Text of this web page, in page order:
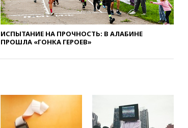
вчера, 17:45Шуваев сообщил
об учащении атак ВСУ на
вчера, 17:35
с врио губернатора
Белгородской области
Шуваевым
ИСПЫТАНИЕ НА ПРОЧНОСТЬ: В АЛАБИНЕ
ПРОШЛА «ГОНКА ГЕРОЕВ»